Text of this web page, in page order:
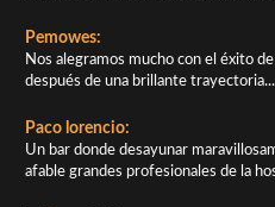
Pemowes:
Nos alegramos mucho con el éxito
después de una brillante trayectoria...
Paco lorencio:
Un bar donde desayunar
afable grandes profesionales de la